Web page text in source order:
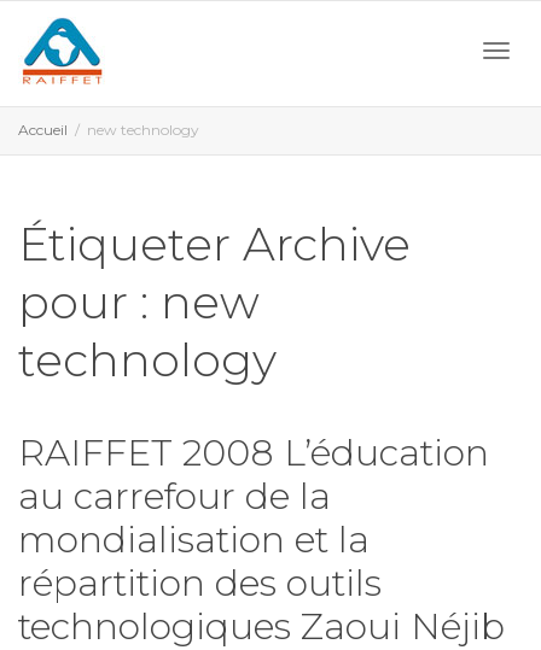
Accueil new technology
Étiqueter Archive
pour : new
technology
RAIFFET 2008 L’éducation
au carrefour de la
mondialisation et la
répartition des outils
technologiques Zaoui Néjib